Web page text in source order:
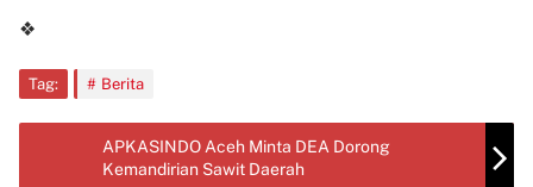
❖
Tag: Berita
APKASINDO Aceh Minta DEA Dorong
Kemandirian Sawit Daerah